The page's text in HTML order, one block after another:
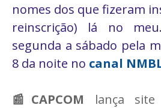
nomes dos que fizeram
reinscrição) lá no
segunda a sábado pela
8 da noite no canal
📰CAPCOM lança